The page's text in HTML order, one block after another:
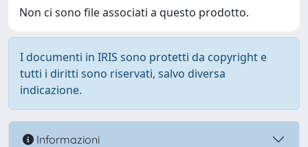
Non ci sono file associati a questo prodotto.
I documenti in IRIS sono protetti da copyright e
tutti i diritti sono riservati, salvo diversa
indicazione.
Informazioni